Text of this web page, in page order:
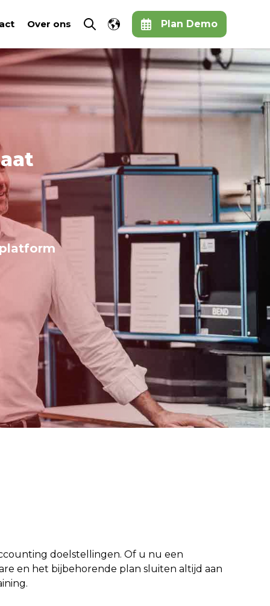
Over ons Open search
Show submenu for translations
Plan Demo
doelstellingen. Of u nu een
en het bijbehorende plan sluiten altijd aan